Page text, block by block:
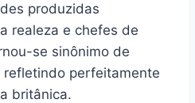
produzidas
realeza e chefes de
se sinônimo de
refletindo perfeitamente
britânica.